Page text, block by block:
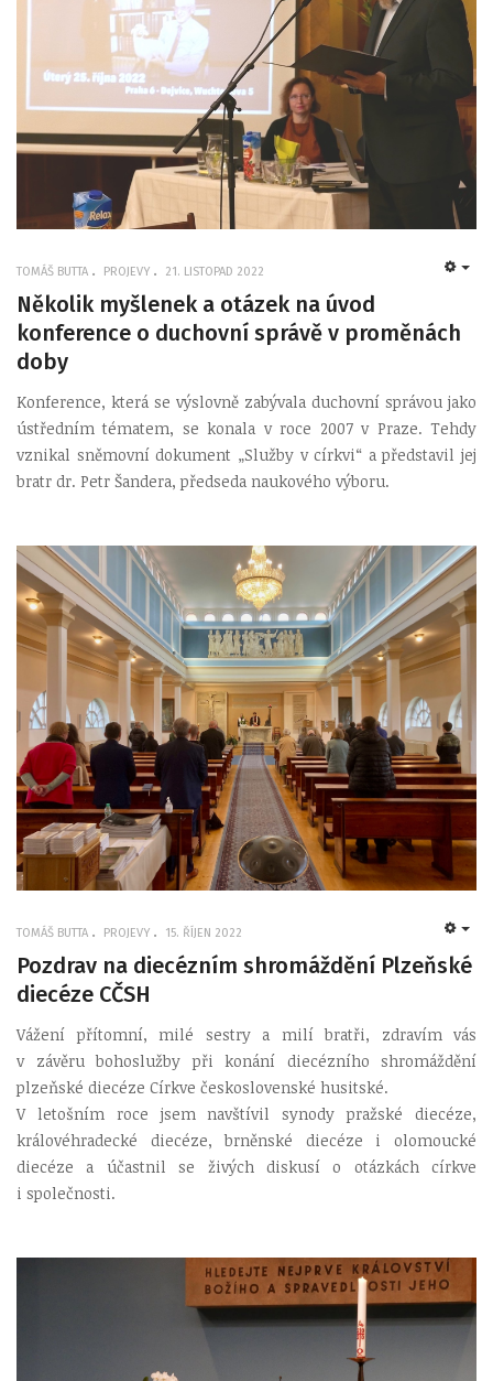
TOMÁŠ BUTTA PROJEVY 21. LISTOPAD 2022
Několik myšlenek a otázek na úvod
konference o duchovní správě v proměnách
doby
Konference, která se výslovně zabývala duchovní správou jako
ústředním tématem, se konala v roce 2007 v Praze. Tehdy
vznikal sněmovní dokument „Služby v církvi“ a představil jej
bratr dr. Petr Šandera, předseda naukového výboru.
TOMÁŠ BUTTA PROJEVY 15. ŘÍJEN 2022
Pozdrav na diecézním shromáždění Plzeňské
diecéze CČSH
Vážení přítomní, milé sestry a milí bratři, zdravím vás
v závěru bohoslužby při konání diecézního shromáždění
plzeňské diecéze Církve československé husitské.
V letošním roce jsem navštívil synody pražské diecéze,
královéhradecké diecéze, brněnské diecéze i olomoucké
diecéze a účastnil se živých diskusí o otázkách církve
i společnosti.